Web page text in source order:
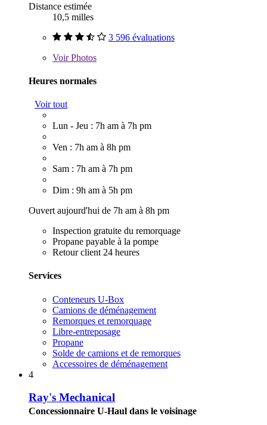
Distance estimée
10,5 milles
3 596 évaluations
VoirPhotos
Heures normales
Voir tout
Lun - Jeu : 7h am à 7h pm
Ven : 7h am à 8h pm
Sam : 7h am à 7h pm
Dim : 9h am à 5h pm
Ouvert aujourd'hui de 7h am à 8h pm
Inspection gratuite du remorquage
Propane payable à la pompe
Retour client 24 heures
Services
Conteneurs U-Box
Camions de déménagement
Remorques et remorquage
Libre-entreposage
Propane
Solde de camions et de remorques
Accessoires de déménagement
4
Ray's Mechanical
Concessionnaire U-Haul dans le voisinage